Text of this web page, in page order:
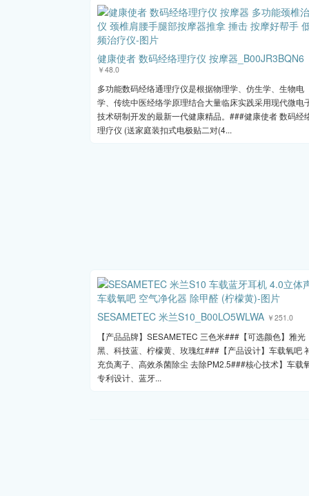
健康使者 数码经络理疗仪 按摩器_B00JR3BQN6
￥48.0
多功能数码经络通理疗仪是根据物理学、仿生学、生物电
学、传统中医经络学原理结合大量临床实践采用现代微电
技术研制开发的最新一代健康精品。###健康使者 数码经
理疗仪 (送家庭装扣式电极贴二对(4...
SESAMETEC 米兰S10_B00LO5WLWA ￥251.0
【产品品牌】SESAMETEC 三色米###【可选颜色】雅光
黑、科技蓝、柠檬黄、玫瑰红###【产品设计】车载氧吧
充负离子、高效杀菌除尘 去除PM2.5###核心技术】车载
专利设计、蓝牙...